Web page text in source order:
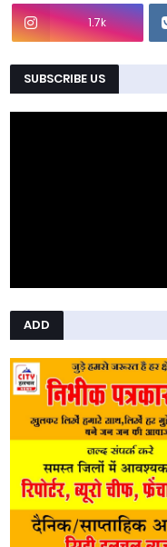
1.7k
SUBSCRIBE US
ADD